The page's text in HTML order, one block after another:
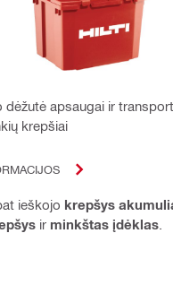
dėžutė apsaugai ir
krepšiai
ieškojo krepšys
ir minkštas įdėklas